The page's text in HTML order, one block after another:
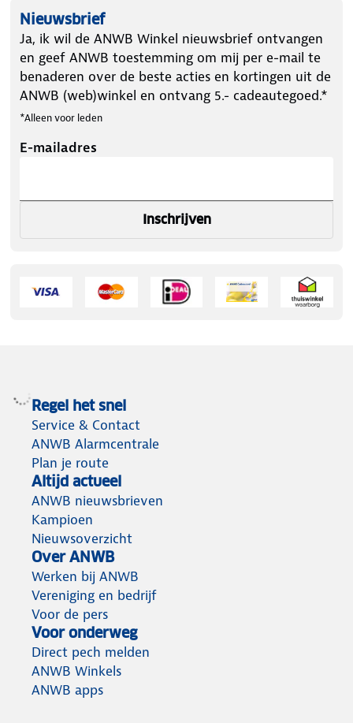
Nieuwsbrief
Ja, ik wil de ANWB Winkel nieuwsbrief ontvangen
en geef ANWB toestemming om mij per e-mail te
benaderen over de beste acties en kortingen uit de
ANWB (web)winkel en ontvang 5.- cadeautegoed.*
*Alleen voor leden
E-mailadres
Inschrijven
Regel het snel
Service & Contact
ANWB Alarmcentrale
Plan je route
Altijd actueel
ANWB nieuwsbrieven
Kampioen
Nieuwsoverzicht
Over ANWB
Werken bij ANWB
Vereniging en bedrijf
Voor de pers
Voor onderweg
Direct pech melden
ANWB Winkels
ANWB apps